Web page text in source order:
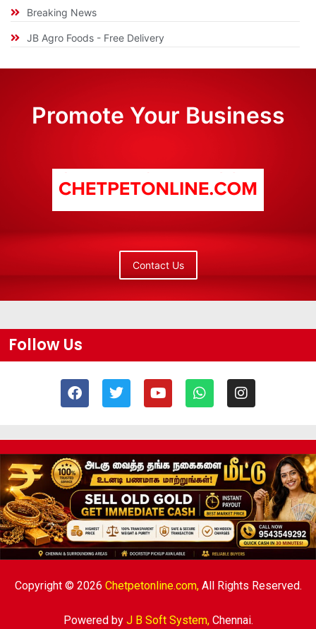
Breaking News
JB Agro Foods - Free Delivery
Promote Your Business
Contact Us
Follow Us
Copyright © 2026 Chetpetonline.com,All Rights Reserved.
Powered by J B Soft System,Chennai.